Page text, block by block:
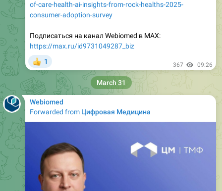
of-care-health-ai-insights-from-rock-healths-2025-
consumer-adoption-survey
Подписаться на канал Webiomed в MAX:
https://max.ru/id9731049287_biz
1 367 09:26
Webiomed
Forwarded from Цифровая Медицина
March 31